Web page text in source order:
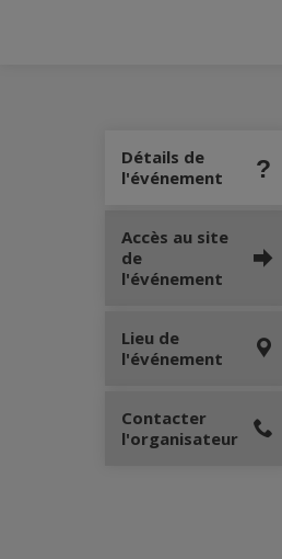
Détails de
l'événement
Accès au site
de
l'événement
Lieu de
l'événement
Contacter
l'organisateur